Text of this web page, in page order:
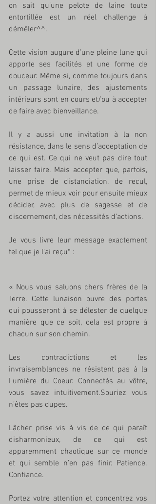
on sait qu’une pelote de laine toute
entortillée est un réel challenge à
démêler^^.
Cette vision augure d’une pleine lune qui
apporte ses facilités et une forme de
douceur. Même si, comme toujours dans
un passage lunaire, des ajustements
intérieurs sont en cours et/ou à accepter
de faire avec bienveillance.
Il y a aussi une invitation à la non
résistance, dans le sens d’acceptation de
ce qui est. Ce qui ne veut pas dire tout
laisser faire. Mais accepter que, parfois,
une prise de distanciation, de recul,
permet de mieux voir pour ensuite mieux
décider, avec plus de sagesse et de
discernement, des nécessités d’actions.
Je vous livre leur message exactement
tel que je l'ai reçu* :
« Nous vous saluons chers frères de la
Terre. Cette lunaison ouvre des portes
qui pousseront à se délester de quelque
manière que ce soit, cela est propre à
chacun sur son chemin.
Les contradictions et les
invraisemblances ne résistent pas à la
Lumière du Coeur. Connectés au vôtre,
vous savez intuitivement.Souriez vous
n’êtes pas dupes.
Lâcher prise vis à vis de ce qui paraît
disharmonieux, de ce qui est
apparemment chaotique sur ce monde
et qui semble n’en pas finir. Patience.
Confiance.
Portez votre attention et concentrez vos